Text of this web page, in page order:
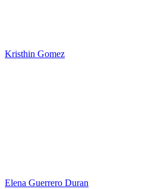
Kristhin Gomez
Elena Guerrero Duran